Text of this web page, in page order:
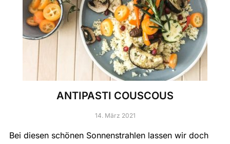
ANTIPASTI COUSCOUS
14. März 2021
Bei diesen schönen Sonnenstrahlen lassen wir doch